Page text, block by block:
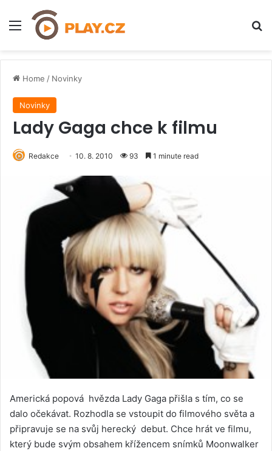
Menu
Home / Novinky
Novinky
Lady Gaga chce k filmu
Redakce 10. 8. 2010 93 1 minute read
Americká popová hvězda Lady Gaga přišla s tím, co se
dalo očekávat. Rozhodla se vstoupit do filmového světa a
připravuje se na svůj herecký debut. Chce hrát ve filmu,
který bude svým obsahem křížencem snímků Moonwalker